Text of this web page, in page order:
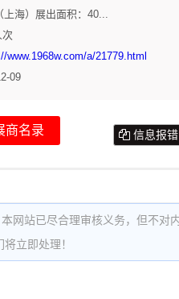
海）展出面积：40...
次
www.1968w.com/a/21779.html
09
商名录 信息报错
网站已尽合理审核义务，但不对
将立即处理！